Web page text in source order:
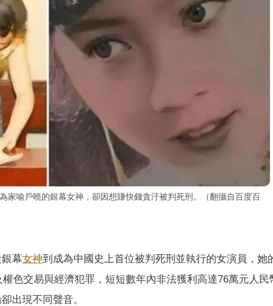
家喻戶曉的銀幕女神，卻因想賺快錢貪汙被判死刑。（翻攝自百度百
銀幕女神到成為中國史上首位被判死刑並執行的女演員，她
色交易與經濟犯罪，短短數年內非法獲利高達76萬元人民
出現不同聲音。